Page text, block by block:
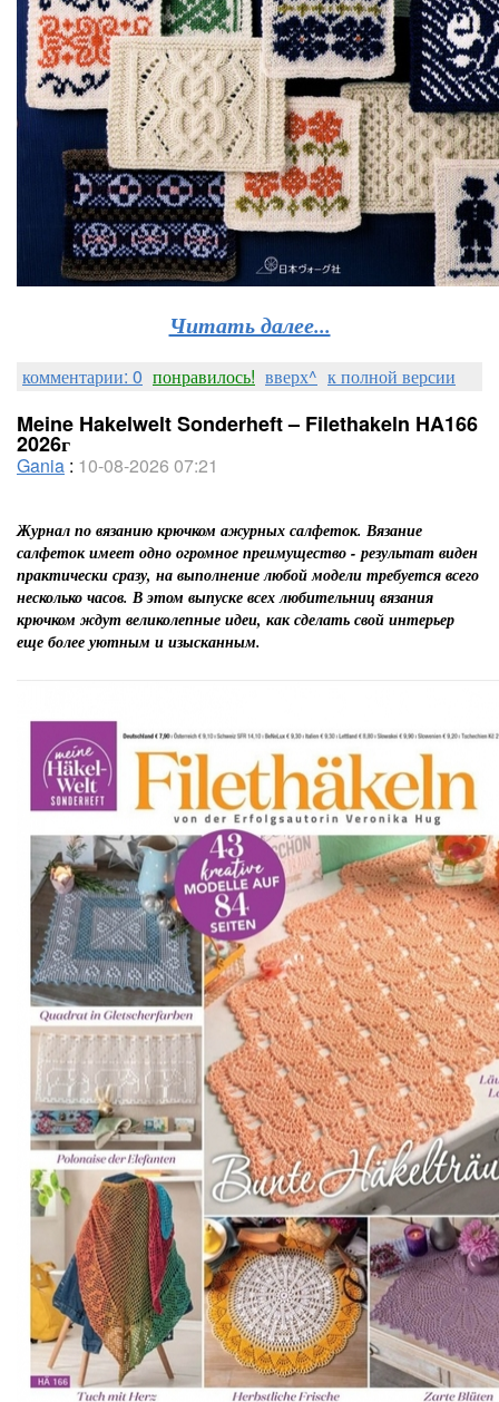
Читать далее...
комментарии: 0 понравилось! вверх^ к полной версии
Meine Hakelwelt Sonderheft – Filethakeln HA166
2026г
Gania : 10-08-2026 07:21
Журнал по вязанию крючком ажурных салфеток. Вязание
салфеток имеет одно огромное преимущество - результат виден
практически сразу, на выполнение любой модели требуется всего
несколько часов. В этом выпуске всех любительниц вязания
крючком ждут великолепные идеи, как сделать свой интерьер
еще более уютным и изысканным.